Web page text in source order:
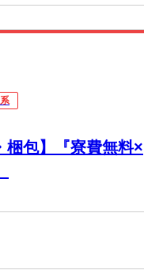
梱包】『寮費無料×